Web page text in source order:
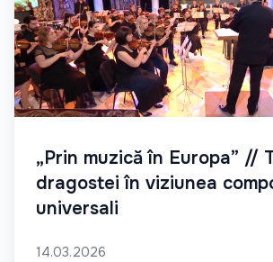
„Prin muzică în Europa” //
dragostei în viziunea
universali
14.03.2026